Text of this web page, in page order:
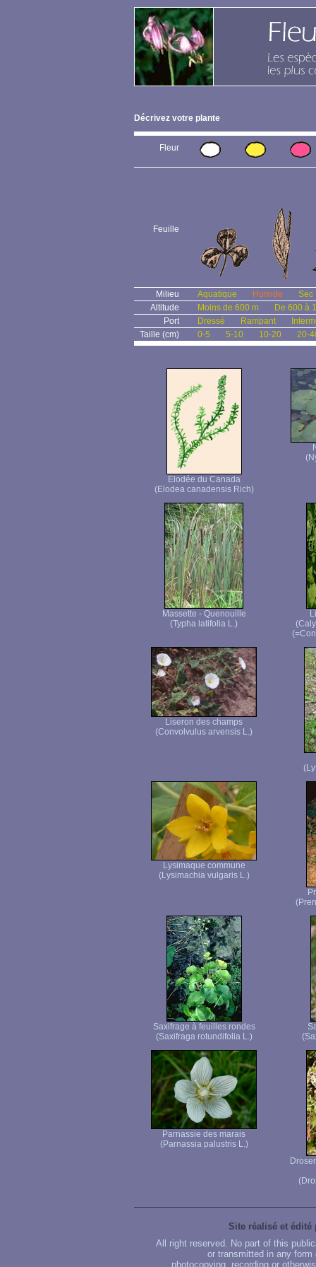
Décrivez votre plante
Fleur
Feuille
Milieu Aquatique Humide
Sec
Altitude
Moins de 600 m
De 600 à
Port
Dressé Rampant
Taille (cm)
0-5 5-10 10-20 20-
Elodée du Canada
(Elodea canadensis Rich)
Massette - Quenouille
(Typha latifolia L.)
Liseron des champs
(Convolvulus arvensis L.)
Lysimaque commune
(Lysimachia vulgaris L.)
Saxifrage à feuilles rondes
(Saxifraga rotundifolia L.)
Parnassie des marais
(Parnassia palustris L.)
Site réalisé et édité
All right reserved. No part of this
or transmitted in any
photocopying, recording or